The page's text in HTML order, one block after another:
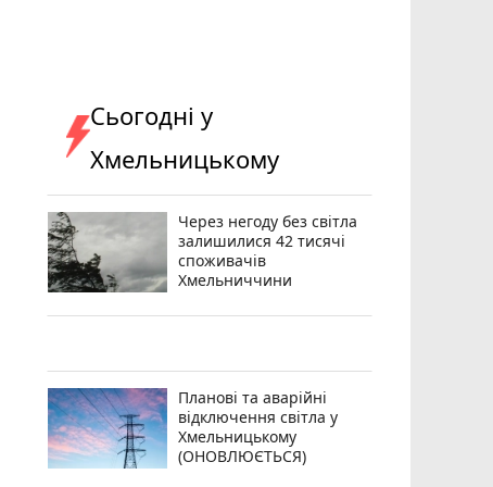
Сьогодні у
Хмельницькому
Через негоду без світла
залишилися 42 тисячі
споживачів
Хмельниччини
Планові та аварійні
відключення світла у
Хмельницькому
(ОНОВЛЮЄТЬСЯ)